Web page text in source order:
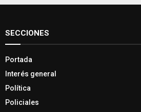
SECCIONES
Portada
Interés general
Política
Policiales